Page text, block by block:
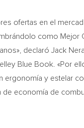
ofertas en el
como Mejor
declaró Jack
Blue Book. «Por
y estelar
economía de